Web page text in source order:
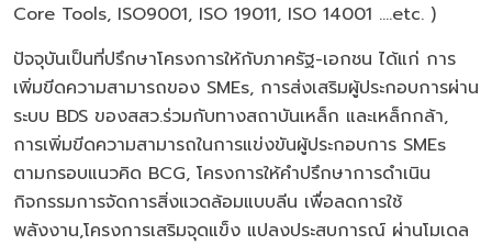
Core Tools, ISO9001, ISO 19011, ISO 14001 ….etc. )
ปัจจุบันเป็นที่ปรึกษาโครงการให้กับภาครัฐ-เอกชน ได้แก่ การ
เพิ่มขีดความสามารถของ SMEs, การส่งเสริมผู้ประกอบการผ่าน
ระบบ BDS ของสสว.ร่วมกับทางสถาบันเหล็ก และเหล็กกล้า,
การเพิ่มขีดความสามารถในการแข่งขันผู้ประกอบการ SMEs
ตามกรอบแนวคิด BCG, โครงการให้คำปรึกษาการดำเนิน
กิจกรรมการจัดการสิ่งแวดล้อมแบบลีน เพื่อลดการใช้
พลังงาน,โครงการเสริมจุดแข็ง แปลงประสบการณ์ ผ่านโมเดล